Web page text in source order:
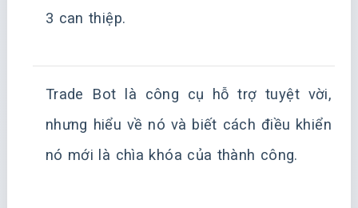
3 can thiệp.
Trade Bot là công cụ hỗ trợ tuyệt vời,
nhưng hiểu về nó và biết cách điều khiển
nó mới là chìa khóa của thành công.